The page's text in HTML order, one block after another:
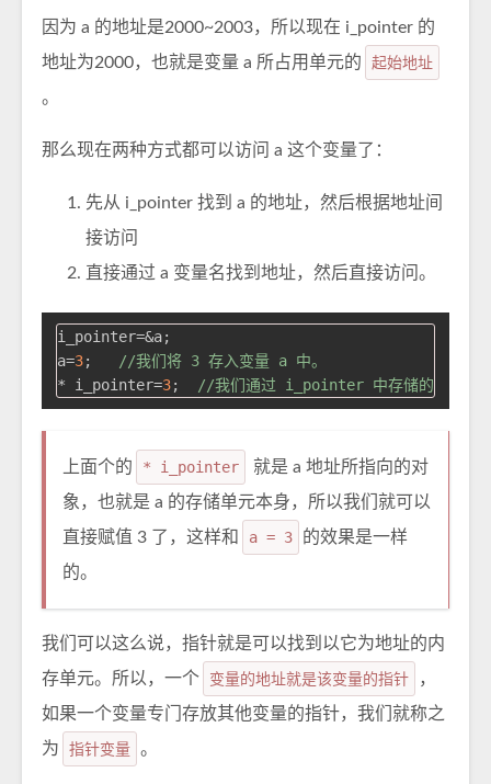
因为 a 的地址是2000~2003，所以现在 i_pointer 的
地址为2000，也就是变量 a 所占用单元的
起始地址
。
那么现在两种方式都可以访问 a 这个变量了：
先从 i_pointer 找到 a 的地址，然后根据地址间
接访问
直接通过 a 变量名找到地址，然后直接访问。
i_pointer=&a;
a=3;
//我们将 3 存入变量 a 中。
* i_pointer=3; //我们通过 i_pointer 中存储的变量 a
上面个的 * i_pointer
就是 a 地址所指向的对
象，也就是 a 的存储单元本身，所以我们就可以
直接赋值 3 了，这样和
a = 3
的效果是一样
的。
我们可以这么说，指针就是可以找到以它为地址的内
存单元。所以，一个
变量的地址就是该变量的指针
，
如果一个变量专门存放其他变量的指针，我们就称之
为
指针变量 。